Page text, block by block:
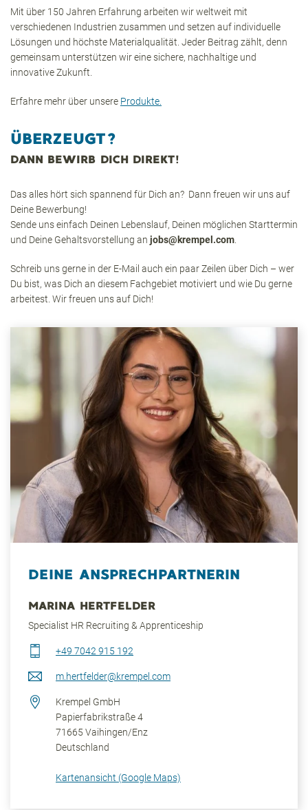
Mit über 150 Jahren Erfahrung arbeiten wir weltweit mit
verschiedenen Industrien zusammen und setzen auf individuelle
Lösungen und höchste Materialqualität. Jeder Beitrag zählt, denn
gemeinsam unterstützen wir eine sichere, nachhaltige und
innovative Zukunft.
Erfahre mehr über unsere Produkte.
ÜBERZEUGT?
DANN BEWIRB DICH DIREKT!
Das alles hört sich spannend für Dich an? Dann freuen wir uns auf
Deine Bewerbung!
Sende uns einfach Deinen Lebenslauf, Deinen möglichen Starttermin
und Deine Gehaltsvorstellung an jobs@krempel.com
Schreib uns gerne in der E-Mail auch ein paar Zeilen über Dich – wer
Du bist, was Dich an diesem Fachgebiet motiviert und wie Du gerne
arbeitest. Wir freuen uns auf Dich!
DEINE ANSPRECHPARTNERIN
MARINA HERTFELDER
Specialist HR Recruiting & Apprenticeship
+49 7042 915 192
m.hertfelder@krempel.com
Krempel GmbH
Papierfabrikstraße 4
71665 Vaihingen/Enz
Deutschland
Kartenansicht (Google Maps)